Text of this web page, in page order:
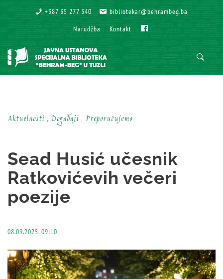
+387 35 277 340
+387 35 277 340 bibliotekar@behrambeg.ba
bibliotekar@behrambeg.ba
Narudžba
Narudžba Kontakt
Kontakt
Aktuelnosti , Događaji , Preporučujemo
Sead Husić učesnik
Ratkovićevih večeri
poezije
08.09.2025. 09:10